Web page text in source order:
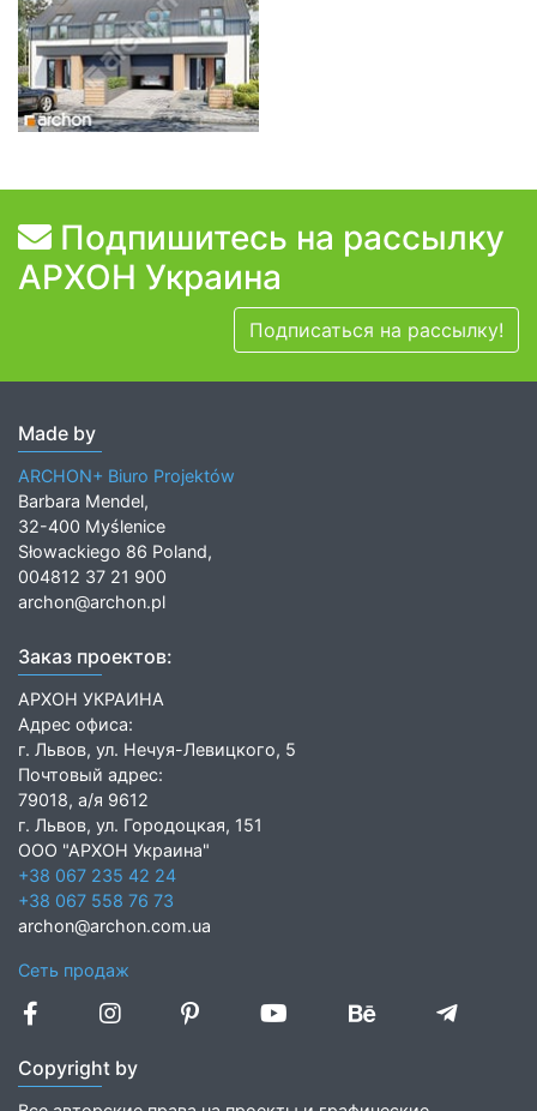
Подпишитесь на рассылку
АРХОН Украина
Подписаться на рассылку!
Made by
ARCHON+ Biuro Projektów
Barbara Mendel,
32-400 Myślenice
Słowackiego 86 Poland,
004812 37 21 900
archon@archon.pl
Заказ проектов:
АРХОН УКРАИНА
Адрес офиса:
г. Львов, ул. Нечуя-Левицкого, 5
Почтовый адрес:
79018, а/я 9612
г. Львов, ул. Городоцкая, 151
ООО "АРХОН Украина"
+38 067 235 42 24
+38 067 558 76 73
archon@archon.com.ua
Сеть продаж
Copyright by